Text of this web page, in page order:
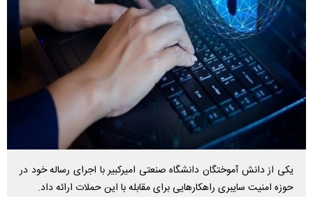
یکی از دانش آموختگان دانشگاه صنعتی امیرکبیر با اجرای رساله خود در
حوزه امنیت سایبری راهکارهایی برای مقابله با این حملات ارائه داد.